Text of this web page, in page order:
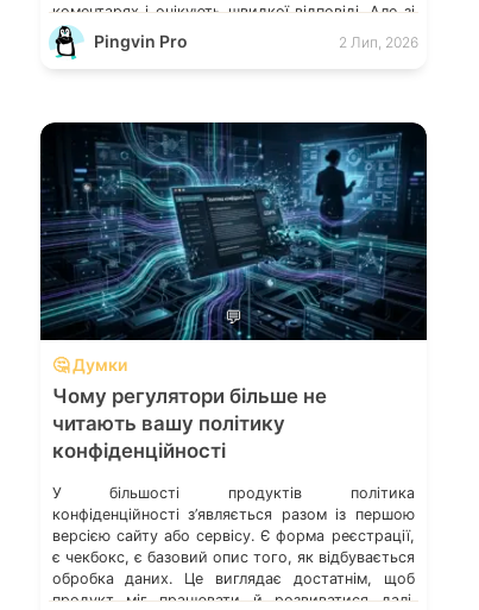
коментарях і очікують швидкої відповіді. Але зі
зростанням популярності бізнесу з’являється
інша проблема — кількість звернень починає
Pingvin Pro 2 Лип, 2026
💬
🤔 Думки
Чому регулятори більше не
читають вашу політику
конфіденційності
У більшості продуктів політика
конфіденційності з’являється разом із першою
версією сайту або сервісу. Є форма реєстрації,
є чекбокс, є базовий опис того, як відбувається
обробка даних. Це виглядає достатнім, щоб
продукт міг працювати й розвиватися далі.